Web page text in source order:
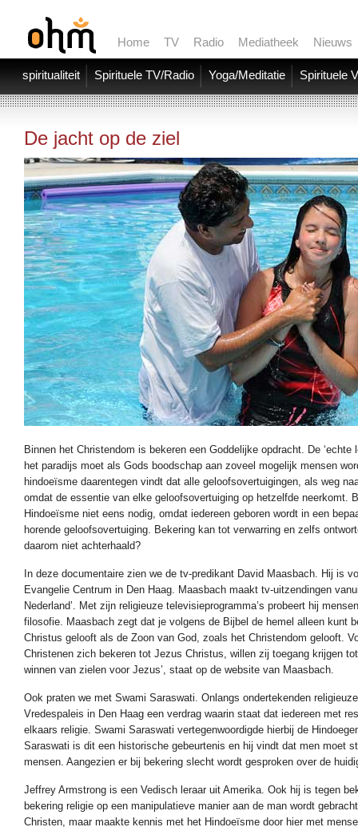
Home TV Radio Mediatheek Nieuws
spiritualiteit Spirituele TV/Radio Yoga/Meditatie Spirituele
De jacht op de ziel
Binnen het Christendom is bekeren een Goddelijke opdracht. De ‘echte
het paradijs moet als Gods boodschap aan zoveel mogelijk mensen
hindoeïsme daarentegen vindt dat alle geloofsovertuigingen, als weg
omdat de essentie van elke geloofsovertuiging op hetzelfde neerkomt.
Hindoeïsme niet eens nodig, omdat iedereen geboren wordt in een
horende geloofsovertuiging. Bekering kan tot verwarring en zelfs
daarom niet achterhaald?
In deze documentaire zien we de tv-predikant David Maasbach. Hij is
Evangelie Centrum in Den Haag. Maasbach maakt tv-uitzendingen
Nederland’. Met zijn religieuze televisieprogramma’s probeert hij
filosofie. Maasbach zegt dat je volgens de Bijbel de hemel alleen kunt
Christus gelooft als de Zoon van God, zoals het Christendom gelooft.
Christenen zich bekeren tot Jezus Christus, willen zij toegang krijgen
winnen van zielen voor Jezus’, staat op de website van Maasbach.
Ook praten we met Swami Saraswati. Onlangs ondertekenden
Vredespaleis in Den Haag een verdrag waarin staat dat iedereen met
elkaars religie. Swami Saraswati vertegenwoordigde hierbij de
Saraswati is dit een historische gebeurtenis en hij vindt dat men moet
mensen. Aangezien er bij bekering slecht wordt gesproken over de
Jeffrey Armstrong is een Vedisch leraar uit Amerika. Ook hij is tegen
bekering religie op een manipulatieve manier aan de man wordt
Christen, maar maakte kennis met het Hindoeïsme door hier met